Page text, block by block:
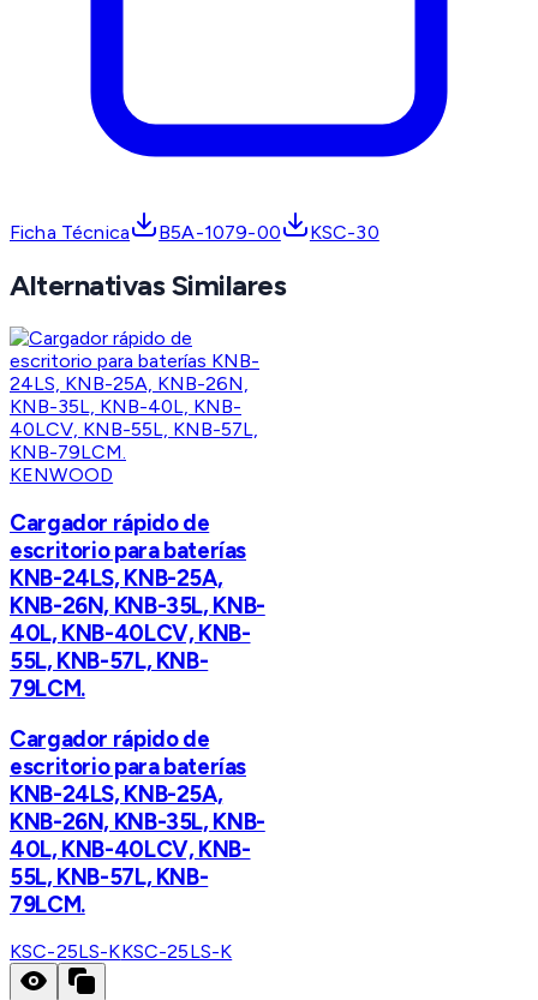
Ficha Técnica B5A-1079-00 KSC-30
Alternativas Similares
KENWOOD
Cargador rápido de
escritorio para baterías
KNB-24LS, KNB-25A,
KNB-26N, KNB-35L, KNB-
40L, KNB-40LCV, KNB-
55L, KNB-57L, KNB-
79LCM.
Cargador rápido de
escritorio para baterías
KNB-24LS, KNB-25A,
KNB-26N, KNB-35L, KNB-
40L, KNB-40LCV, KNB-
55L, KNB-57L, KNB-
79LCM.
KSC-25LS-KKSC-25LS-K